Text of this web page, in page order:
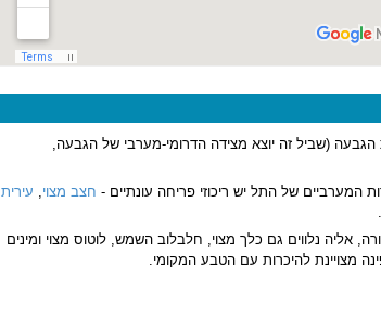
(שביל זה יוצא מצידה הדרומי-מערבי של הגבעה,
המערביים של התל יש ריכוזי פריחה עונתיים - חצב מצוי
עירית
נלווים גם כלך מצוי, חלבלוב השמש, לוטוס מצוי ומינים
מצויינת להיכרות עם הטבע המקומי.